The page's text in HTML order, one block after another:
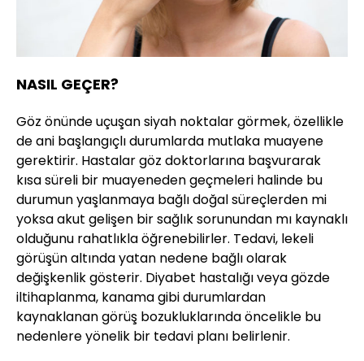
NASIL GEÇER?
Göz önünde uçuşan siyah noktalar görmek, özellikle
de ani başlangıçlı durumlarda mutlaka muayene
gerektirir. Hastalar göz doktorlarına başvurarak
kısa süreli bir muayeneden geçmeleri halinde bu
durumun yaşlanmaya bağlı doğal süreçlerden mi
yoksa akut gelişen bir sağlık sorunundan mı kaynaklı
olduğunu rahatlıkla öğrenebilirler. Tedavi, lekeli
görüşün altında yatan nedene bağlı olarak
değişkenlik gösterir. Diyabet hastalığı veya gözde
iltihaplanma, kanama gibi durumlardan
kaynaklanan görüş bozukluklarında öncelikle bu
nedenlere yönelik bir tedavi planı belirlenir.